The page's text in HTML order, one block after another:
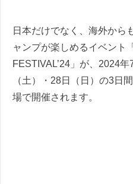
日本だけでなく、海外から
ャンプが楽しめるイベント
FESTIVAL’24」が、2024
（土）・28日（日）の3日
場で開催されます。